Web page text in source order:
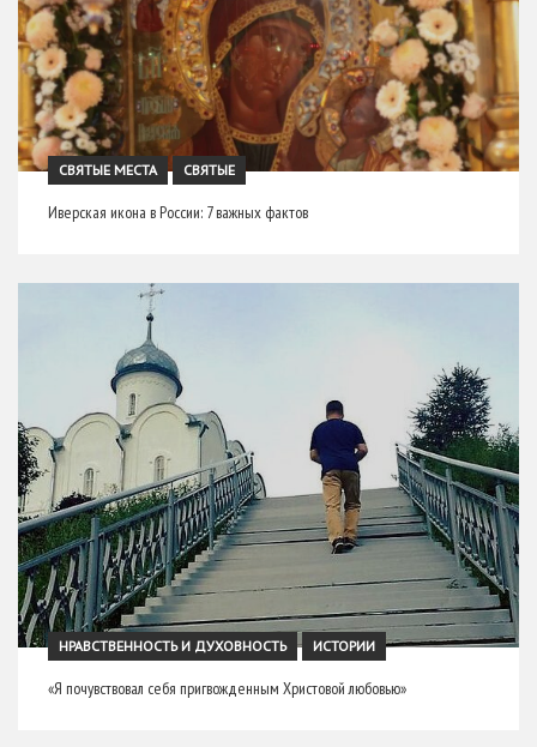
СВЯТЫЕ МЕСТА СВЯТЫЕ
Иверская икона в России: 7 важных фактов
НРАВСТВЕННОСТЬ И ДУХОВНОСТЬ ИСТОРИИ
«Я почувствовал себя пригвожденным Христовой любовью»